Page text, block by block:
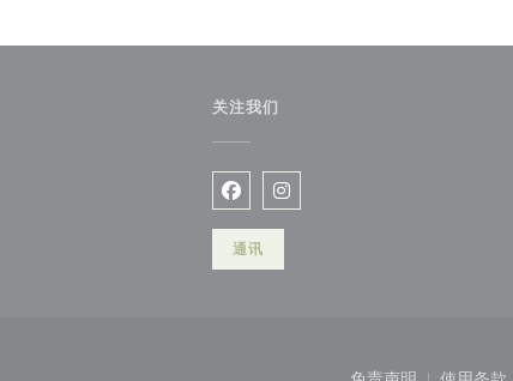
关注我们
Facebook ((在新窗口中打开))
Instagram ((在新窗口中打开))
通讯